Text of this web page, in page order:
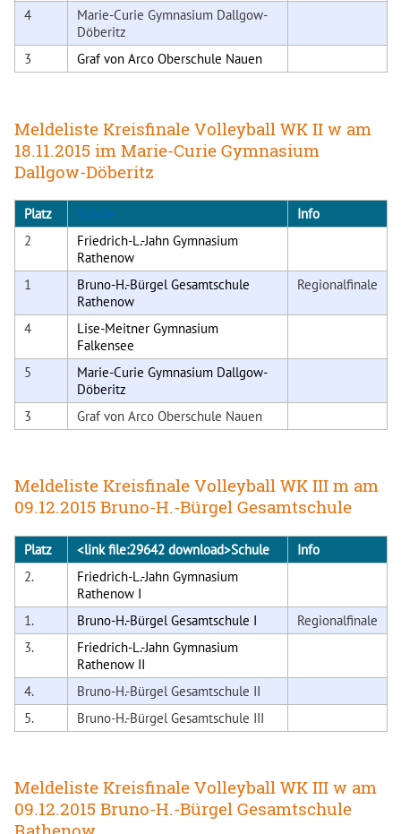
4
Marie-Curie Gymnasium Dallgow-
Döberitz
3
Graf von Arco Oberschule Nauen
Meldeliste Kreisfinale Volleyball WK II w am
18.11.2015 im Marie-Curie Gymnasium
Dallgow-Döberitz
Platz Schule
Info
2
Friedrich-L.-Jahn Gymnasium
Rathenow
1
Bruno-H.-Bürgel Gesamtschule
Rathenow
Regionalfinale
4
Lise-Meitner Gymnasium
Falkensee
5
Marie-Curie Gymnasium Dallgow-
Döberitz
3
Graf von Arco Oberschule Nauen
Meldeliste Kreisfinale Volleyball WK III m am
09.12.2015 Bruno-H.-Bürgel Gesamtschule
Platz <link file:29642 download>Schule
Info
2.
Friedrich-L.-Jahn Gymnasium
Rathenow I
1.
Bruno-H.-Bürgel Gesamtschule I
Regionalfinale
3.
Friedrich-L.-Jahn Gymnasium
Rathenow II
4.
Bruno-H.-Bürgel Gesamtschule II
5.
Bruno-H.-Bürgel Gesamtschule III
Meldeliste Kreisfinale Volleyball WK III w am
09.12.2015 Bruno-H.-Bürgel Gesamtschule